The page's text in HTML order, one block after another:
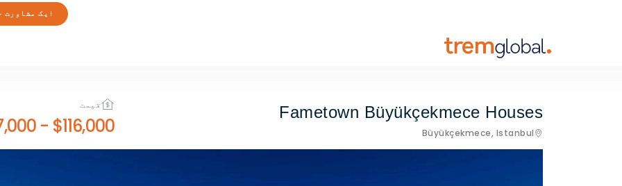
ایک مشاورت
Fametown Büyükçekmece Houses
Büyükçekmece, Istanbul
قیمت
$116,000
-